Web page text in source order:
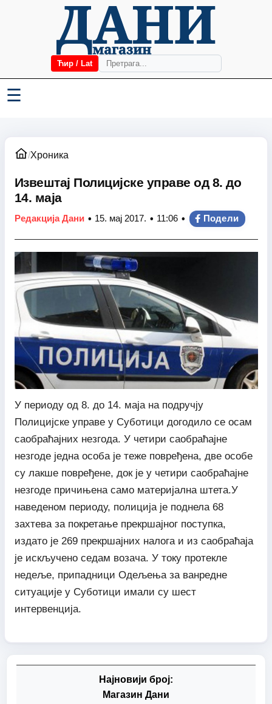
Ћир / Lat
☰
/Хроника
Извештај Полицијске управе од 8. до
14. маја
Редакција Дани • 15. мај 2017. • 11:06 • Подели
У периоду од 8. до 14. маја на подручју
Полицијске управе у Суботици догодило се осам
саобраћајних незгода. У четири саобраћајне
незгоде једна особа је теже повређена, две особе
су лакше повређене, док је у четири саобраћајне
незгоде причињена само материјална штета.У
наведеном периоду, полиција је поднела 68
захтева за покретање прекршајног поступка,
издато је 269 прекршајних налога и из саобраћаја
је искључено седам возача. У току протекле
недеље, припадници Одељења за ванредне
ситуације у Суботици имали су шест
интервенција.
Најновији број:
Магазин Дани